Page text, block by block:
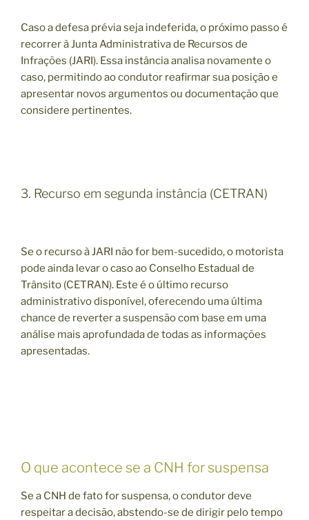
Caso a defesa prévia seja indeferida, o próximo passo é
recorrer à Junta Administrativa de Recursos de
Infrações (JARI). Essa instância analisa novamente o
caso, permitindo ao condutor reafirmar sua posição e
apresentar novos argumentos ou documentação que
considere pertinentes.
3. Recurso em segunda instância (CETRAN)
Se o recurso à JARI não for bem-sucedido, o motorista
pode ainda levar o caso ao Conselho Estadual de
Trânsito (CETRAN). Este é o último recurso
administrativo disponível, oferecendo uma última
chance de reverter a suspensão com base em uma
análise mais aprofundada de todas as informações
apresentadas.
O que acontece se a CNH for suspensa
Se a CNH de fato for suspensa, o condutor deve
respeitar a decisão, abstendo-se de dirigir pelo tempo